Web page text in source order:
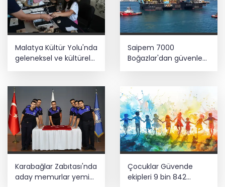
Malatya Kültür Yolu'nda
geleneksel ve kültürel
birikim
Saipem 7000
Boğazlar'dan güvenle
geçti
Karabağlar Zabıtası'nda
aday memurlar yemin
Çocuklar Güvende
ekipleri 9 bin 842